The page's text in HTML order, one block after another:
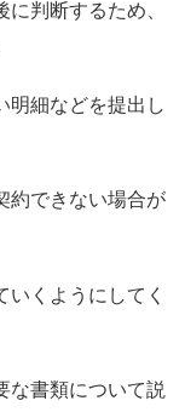
判断するため、
明細などを提出し
約できない場合が
くようにしてく
な書類について説